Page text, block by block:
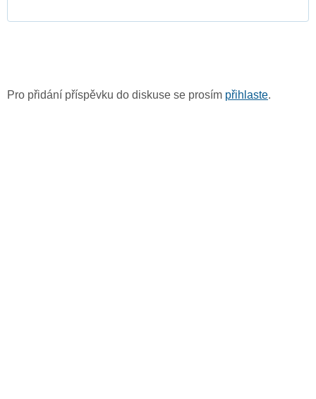
Pro přidání příspěvku do diskuse se prosím přihlaste.